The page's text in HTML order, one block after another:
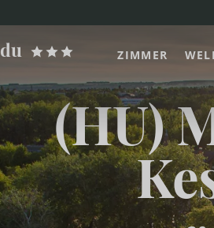
ZIMMER
(HU)